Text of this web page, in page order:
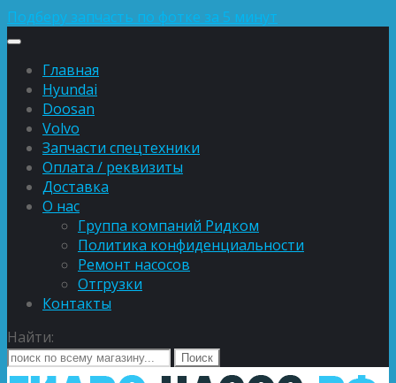
Подберу запчасть по фотке за 5 минут
Главная
Hyundai
Doosan
Volvo
Запчасти спецтехники
Оплата / реквизиты
Доставка
О нас
Группа компаний Ридком
Политика конфиденциальности
Ремонт насосов
Отгрузки
Контакты
Найти: